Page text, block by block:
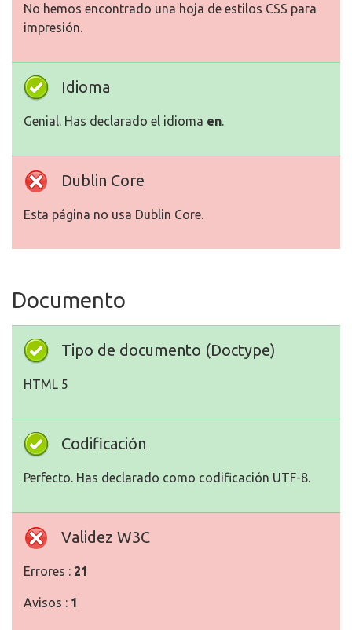
No hemos encontrado una hoja de estilos CSS para
impresión.
Idioma
Genial. Has declarado el idioma en.
Dublin Core
Esta página no usa Dublin Core.
Documento
Tipo de documento (Doctype)
HTML 5
Codificación
Perfecto. Has declarado como codificación UTF-8.
Validez W3C
Errores : 21
Avisos : 1